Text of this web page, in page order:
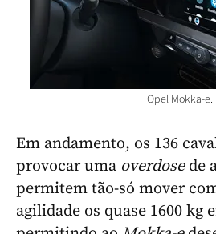
Opel Mokka-e.
Em andamento, os 136
provocar uma overdosede
permitem tão-só mover
agilidade os quase 1600 kg